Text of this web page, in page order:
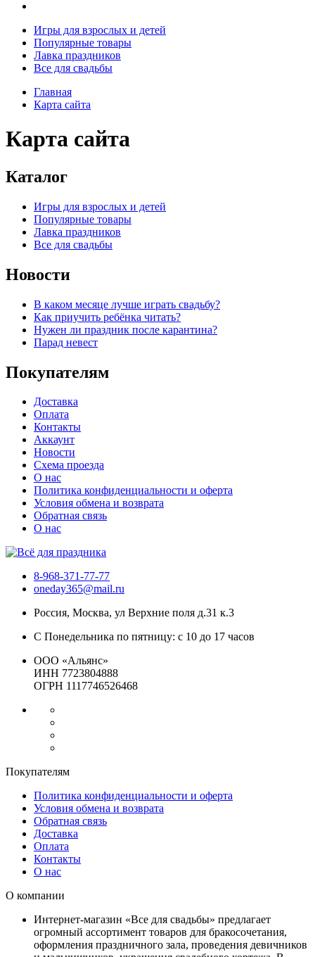
Игры для взрослых и детей
Популярные товары
Лавка праздников
Все для свадьбы
Главная
Карта сайта
Карта сайта
Каталог
Игры для взрослых и детей
Популярные товары
Лавка праздников
Все для свадьбы
Новости
В каком месяце лучше играть свадьбу?
Как приучить ребёнка читать?
Нужен ли праздник после карантина?
Парад невест
Покупателям
Доставка
Оплата
Контакты
Аккаунт
Новости
Схема проезда
О нас
Политика конфиденциальности и оферта
Условия обмена и возврата
Обратная связь
О нас
8-968-371-77-77
oneday365@mail.ru
Россия, Москва, ул Верхние поля д.31 к.3
С Понедельника по пятницу: с 10 до 17 часов
ООО «Альянс»
ИНН 7723804888
ОГРН 1117746526468
Покупателям
Политика конфиденциальности и оферта
Условия обмена и возврата
Обратная связь
Доставка
Оплата
Контакты
О нас
О компании
Интернет-магазин «Все для свадьбы» предлагает
огромный ассортимент товаров для бракосочетания,
оформления праздничного зала, проведения девичников